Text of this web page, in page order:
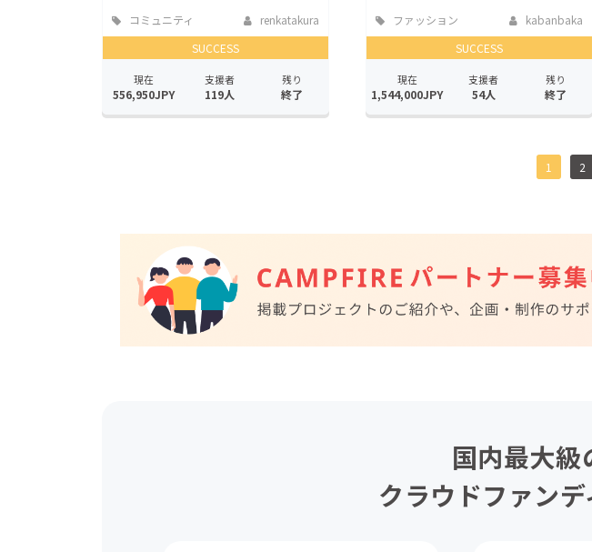
コミュニティ
renkatakura
SUCCESS
現在
556,950JPY
支援者
119人
残り
終了
ファッション
kabanbaka
SUCCESS
現在
1,544,000JPY
支援者
54人
残り
終了
1 2
国内最大
クラウドファン